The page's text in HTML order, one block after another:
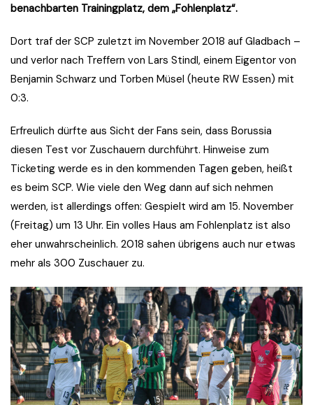
benachbarten Trainingplatz, dem „Fohlenplatz“.
Dort traf der SCP zuletzt im November 2018 auf Gladbach –
und verlor nach Treffern von Lars Stindl, einem Eigentor von
Benjamin Schwarz und Torben Müsel (heute RW Essen) mit
0:3.
Erfreulich dürfte aus Sicht der Fans sein, dass Borussia
diesen Test vor Zuschauern durchführt. Hinweise zum
Ticketing werde es in den kommenden Tagen geben, heißt
es beim SCP. Wie viele den Weg dann auf sich nehmen
werden, ist allerdings offen: Gespielt wird am 15. November
(Freitag) um 13 Uhr. Ein volles Haus am Fohlenplatz ist also
eher unwahrscheinlich. 2018 sahen übrigens auch nur etwas
mehr als 300 Zuschauer zu.